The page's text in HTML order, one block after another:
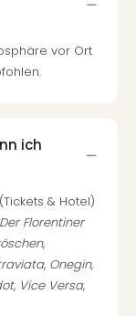
vor Ort
ich
& Hotel)
Der Florentiner
,
, Onegin,
, Vice Versa,